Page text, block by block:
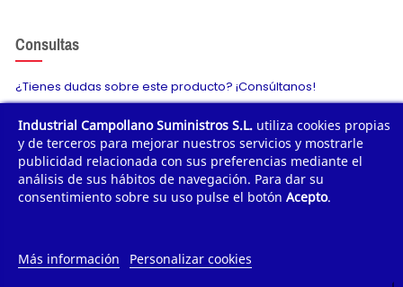
Consultas
¿Tienes dudas sobre este producto? ¡Consúltanos!
Envíanos tu consulta
¿QUIÉNES SOMOS?
Industrial Campollano Suministros S.L. utiliza cookies propias
y de terceros para mejorar nuestros servicios y mostrarle
publicidad relacionada con sus preferencias mediante el
análisis de sus hábitos de navegación. Para dar su
consentimiento sobre su uso pulse el botón Acepto.
Más información Personalizar cookies